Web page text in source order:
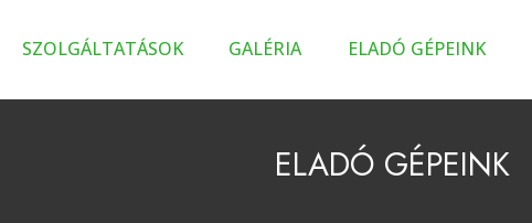
SZOLGÁLTATÁSOK GALÉRIA ELADÓ GÉPEINK
ELADÓ GÉPEINK